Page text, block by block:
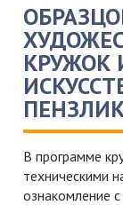
КРУЖОК
В программе
техническими
ознакомление